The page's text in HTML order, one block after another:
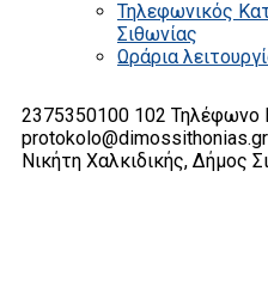
Τηλεφωνικός
Σιθωνίας
Ωράρια
2375350100 102 Τηλέφωνο
protokolo@dimossithonias.gr
Νικήτη Χαλκιδικής, Δήμος